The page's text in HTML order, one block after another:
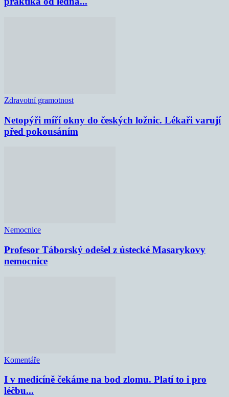
Zdravotní gramotnost
Netopýři míří okny do českých ložnic. Lékaři varují
před pokousáním
Nemocnice
Profesor Táborský odešel z ústecké Masarykovy
nemocnice
Komentáře
I v medicíně čekáme na bod zlomu. Platí to i pro
léčbu...